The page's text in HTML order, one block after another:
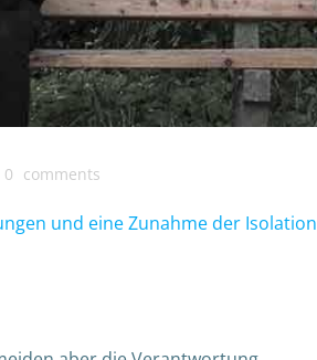
0 comments
und eine Zunahme der Isolation